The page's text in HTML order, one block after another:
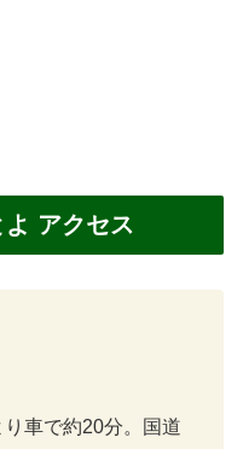
アクセス
り車で約20分。国道